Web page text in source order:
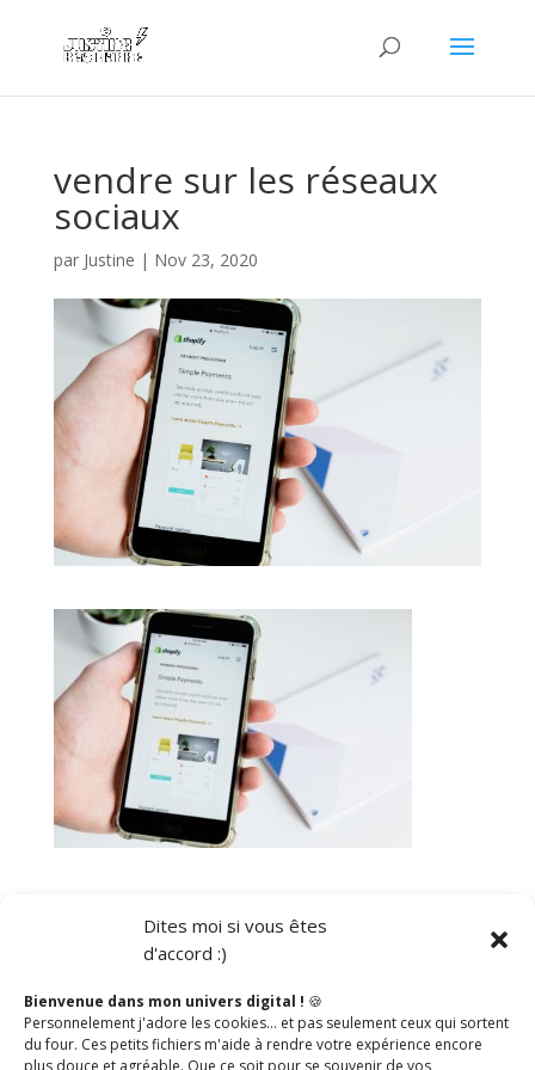
Dites moi si vous êtes
d'accord :)
Bienvenue dans mon univers digital ! 🍪
Personnelement j'adore les cookies… et pas seulement ceux qui sortent
du four. Ces petits fichiers m'aide à rendre votre expérience encore
plus douce et agréable. Que ce soit pour se souvenir de vos
vendre sur les réseaux
sociaux
par Justine | Nov 23, 2020
Catégories
Social Media